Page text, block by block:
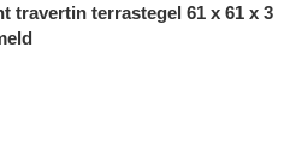
travertin terrastegel 61 x 61 x 3